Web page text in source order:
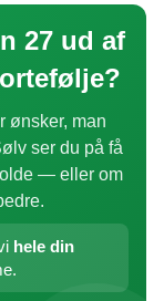
27 ud af
ønsker, man
ser du på få
— eller om
hele din